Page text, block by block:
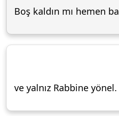
Boş kaldın mı hemen
ve yalnız Rabbine yönel.